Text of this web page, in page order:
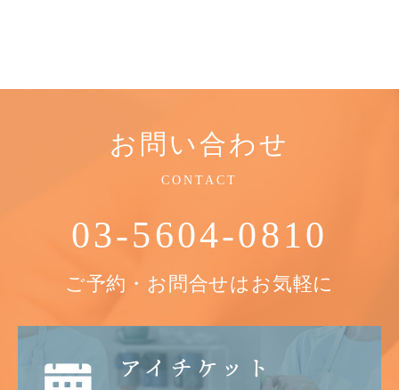
お問い合わせ
CONTACT
03-5604-0810
ご予約・お問合せはお気軽に